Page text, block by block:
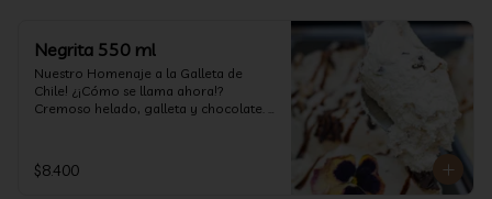
Negrita 550 ml
Nuestro Homenaje a la Galleta de
Chile! ¿¡Cómo se llama ahora!?
Cremoso helado, galleta y chocolate.
$8.400